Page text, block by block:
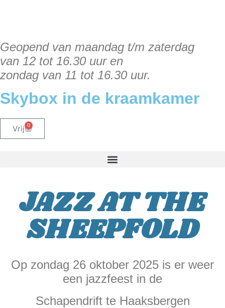
Geopend van maandag t/m zaterdag
van 12 tot 16.30 uur en
zondag van 11 tot 16.30 uur.
Skybox in de kraamkamer
Vrij 0
JAZZ AT THE
SHEEPFOLD
Op zondag 26 oktober 2025 is er weer
een jazzfeest in de
Schapendrift te Haaksbergen